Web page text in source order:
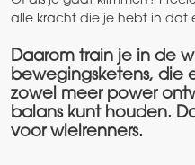
alle kracht die je hebt in dat
Daarom train je in de
bewegingsketens, die
zowel meer power
balans kunt houden.
voor wielrenners.